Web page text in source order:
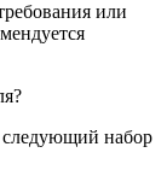
или
следующий набор